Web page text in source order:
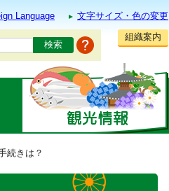
Language
文字サイズ・色の変更
組織案内
続きは？